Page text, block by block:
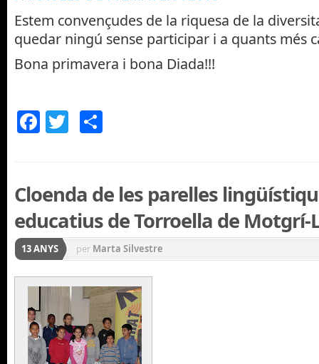
Estem convençudes de la riquesa de la
quedar ningú sense participar i a quants més
Bona primavera i bona Diada!!!
Facebook
Twitter
Cloenda de les parelles
educatius de Torroella de Motgrí-
13 ANYS per Marta Silvestre